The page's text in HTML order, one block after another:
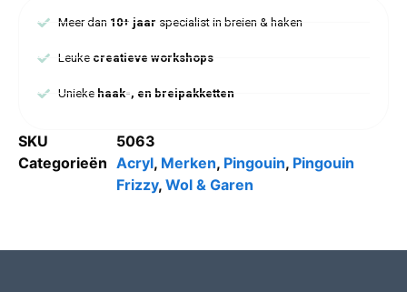
Meer dan 10+ jaar specialist in breien & haken
Leuke creatieve workshops
Uniekehaak-, en breipakketten
SKU
5063
Categorieën Acryl, Merken, Pingouin, Pingouin
Frizzy, Wol & Garen